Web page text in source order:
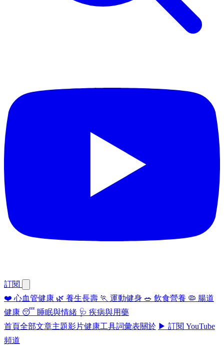
訂閱
❤️ 心血管健康 🌿 養生長壽 🏃 運動健身 🥗 飲食營養 🦠 腸道
健康 😴 睡眠與情緒 🩺 疾病與用藥
首頁全部文章主題影片健康工具詞彙表關於 ▶ 訂閱 YouTube
頻道